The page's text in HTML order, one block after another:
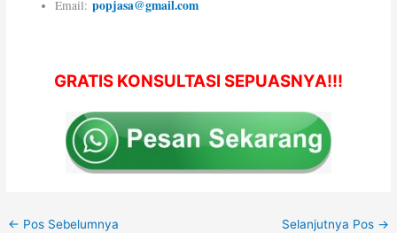
Email: popjasa@gmail.com
GRATIS KONSULTASI SEPUASNYA!!!
← Pos Sebelumnya Selanjutnya Pos →